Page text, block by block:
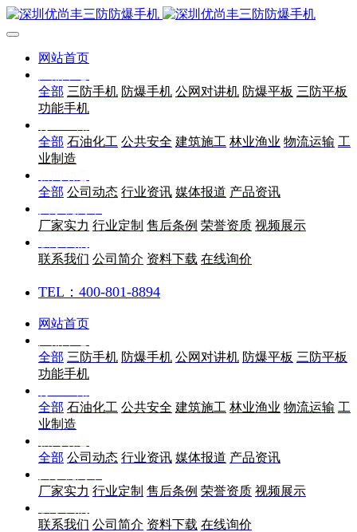
网站首页
全部 三防手机 防爆手机 公网对讲机 防爆平板 三防平板
功能手机
全部 石油化工 公共安全 建筑施工 林业渔业 物流运输 工
业制造
全部 公司动态 行业资讯 媒体报道 产品资讯
厂家实力 行业定制 售后条例 荣誉资质 视频展示
联系我们 公司简介 资料下载 在线询价
TEL：400-801-8894
网站首页
全部 三防手机 防爆手机 公网对讲机 防爆平板 三防平板
功能手机
全部 石油化工 公共安全 建筑施工 林业渔业 物流运输 工
业制造
全部 公司动态 行业资讯 媒体报道 产品资讯
厂家实力 行业定制 售后条例 荣誉资质 视频展示
联系我们 公司简介 资料下载 在线询价